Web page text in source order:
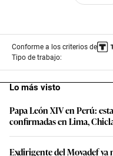
Exdirigente del Movadef ya
Ética: entretelones de los
distribución de las
Aerolíneas responden a
internacionales: “Una
desventaja competitiva de